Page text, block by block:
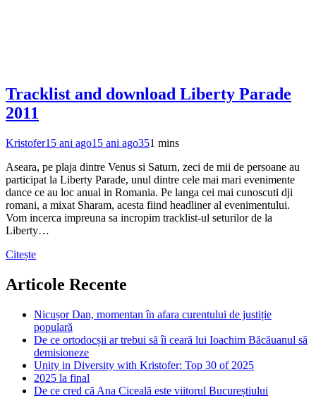
Tracklist and download Liberty Parade
2011
Kristofer15 ani ago15 ani ago351 mins
Aseara, pe plaja dintre Venus si Saturn, zeci de mii de persoane au
participat la Liberty Parade, unul dintre cele mai mari evenimente
dance ce au loc anual in Romania. Pe langa cei mai cunoscuti dji
romani, a mixat Sharam, acesta fiind headliner al evenimentului.
Vom incerca impreuna sa incropim tracklist-ul seturilor de la
Liberty…
Citește
Articole Recente
Nicușor Dan, momentan în afara curentului de justiție
populară
De ce ortodocșii ar trebui să îi ceară lui Ioachim Băcăuanul să
demisioneze
Unity in Diversity with Kristofer: Top 30 of 2025
2025 la final
De ce cred că Ana Ciceală este viitorul Bucureștiului